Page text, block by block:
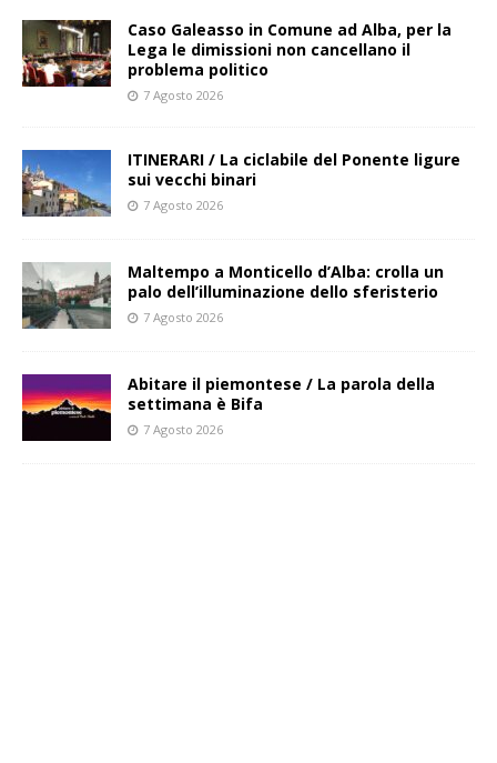
Caso Galeasso in Comune ad Alba, per la
Lega le dimissioni non cancellano il
problema politico
7 Agosto 2026
ITINERARI / La ciclabile del Ponente ligure
sui vecchi binari
7 Agosto 2026
Maltempo a Monticello d’Alba: crolla un
palo dell’illuminazione dello sferisterio
7 Agosto 2026
Abitare il piemontese / La parola della
settimana è Bifa
7 Agosto 2026